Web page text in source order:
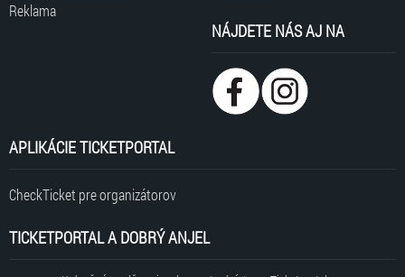
Reklama
NÁJDETE NÁS AJ NA
APLIKÁCIE TICKETPORTAL
CheckTicket pre organizátorov
TICKETPORTAL A DOBRÝ ANJEL